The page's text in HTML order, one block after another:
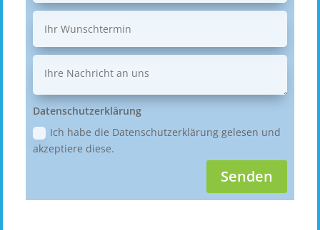
Datenschutzerklärung
Ich habe die Datenschutzerklärung gelesen und
akzeptiere diese.
Senden